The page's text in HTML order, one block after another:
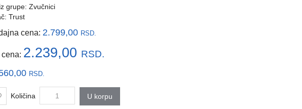
grupe: Zvučnici
Trust
cena: 2.799,00 RSD.
2.239,00 RSD.
RSD.
Količina U korpu